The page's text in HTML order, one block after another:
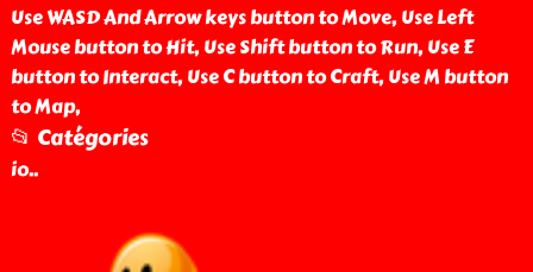
Use WASD And Arrow keys button to Move, Use Left
Mouse button to Hit, Use Shift button to Run, Use E
button to Interact, Use C button to Craft, Use M button
to Map,
📂 Catégories
io..